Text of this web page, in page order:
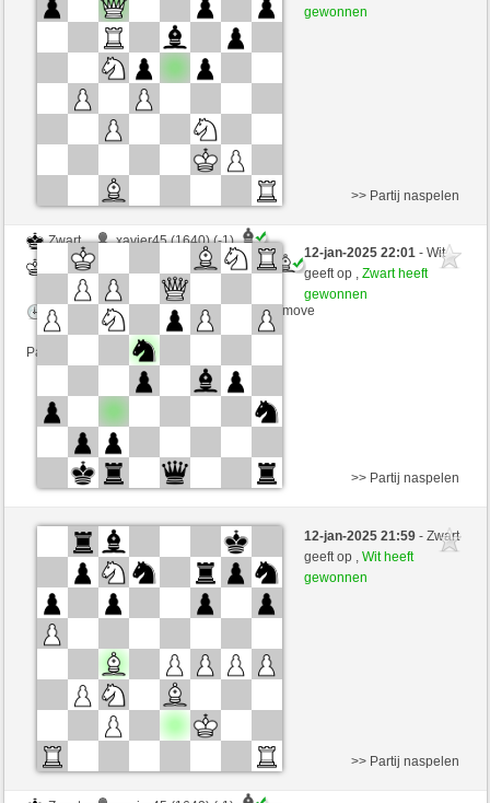
Speelduur: 2 minutes/side + 0 seconds/move
Partij telt mee voor de ranglijst
gewonnen
Zwart
xavier45 (1640) (-1)
MRobespierre (2328) (+1)
Speelduur: 2 minutes/side + 0 seconds/move
Partij telt mee voor de ranglijst
>> Partij naspelen
12-jan-2025 22:01- Wit
geeft op ,Zwart heeft
gewonnen
Wit
xavier45 (1641) (-1)
Zwart
MRobespierre (2327) (+1)
Speelduur: 2 minutes/side + 0 seconds/move
Partij telt mee voor de ranglijst
>> Partij naspelen
12-jan-2025 21:59- Zwart
geeft op ,Wit heeft
gewonnen
>> Partij naspelen